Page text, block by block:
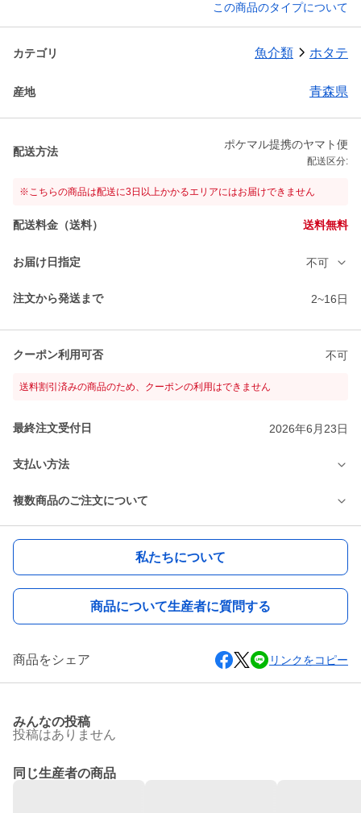
この商品のタイプについて
カテゴリ 魚介類 ホタテ
産地 青森県
配送方法
ポケマル提携のヤマト便
配送区分:
※こちらの商品は配送に3日以上かかるエリアにはお届けできません
配送料金（送料） 送料無料
お届け日指定 不可
注文から発送まで 2~16日
クーポン利用可否 不可
送料割引済みの商品のため、クーポンの利用はできません
最終注文受付日 2026年6月23日
支払い方法
複数商品のご注文について
私たちについて
商品について生産者に質問する
商品をシェア リンクをコピー
みんなの投稿
投稿はありません
同じ生産者の商品